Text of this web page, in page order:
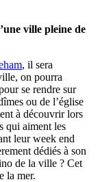
ville pleine de
, il sera
on pourra
se rendre sur
ou de l’église
à découvrir lors
qui aiment les
leur week end
dédiés à son
de la ville ? Cet
la mer.